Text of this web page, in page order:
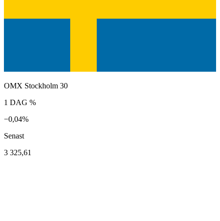
OMX Stockholm 30
1 DAG %
−0,04%
Senast
3 325,61